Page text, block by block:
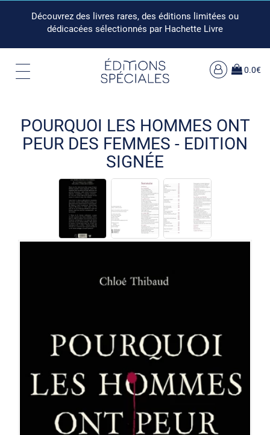
Découvrez des livres rares, des éditions limitées ou
dédicacées sélectionnés par Hachette Livre
0.0€
POURQUOI LES HOMMES ONT
PEUR DES FEMMES - EDITION
SIGNÉE